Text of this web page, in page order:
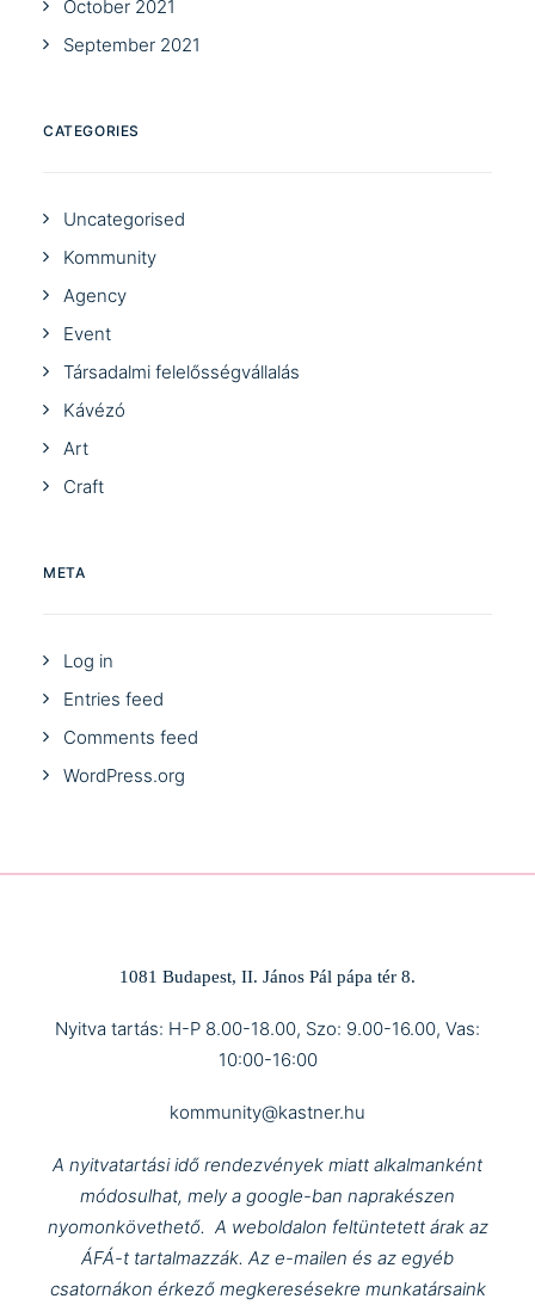
October 2021
September 2021
CATEGORIES
Uncategorised
Kommunity
Agency
Event
Társadalmi felelősségvállalás
Kávézó
Art
Craft
META
Log in
Entries feed
Comments feed
WordPress.org
1081 Budapest, II. János Pál pápa tér 8.
Nyitva tartás: H-P 8.00-18.00, Szo: 9.00-16.00, Vas:
10:00-16:00
kommunity@kastner.hu
A nyitvatartási idő rendezvények miatt alkalmanként
módosulhat, mely a google-ban naprakészen
nyomonkövethető. A weboldalon feltüntetett árak az
ÁFÁ-t tartalmazzák. Az e-mailen és az egyéb
csatornákon érkező megkeresésekre munkatársaink